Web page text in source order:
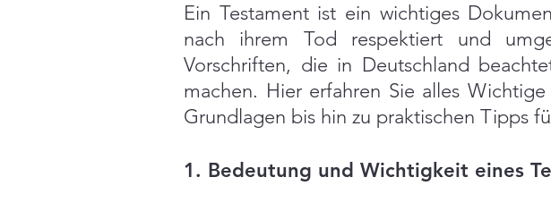
Ein Testament ist ein wichtiges
nach ihrem Tod respektiert und
Vorschriften, die in Deutschland
machen. Hier erfahren Sie alles
Grundlagen bis hin zu praktischen Tipps
1. Bedeutung und Wichtigkeit eines